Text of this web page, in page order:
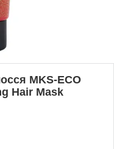
MKS-ECO
Hair Mask